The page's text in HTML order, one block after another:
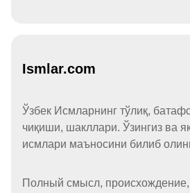
Ismlar.com
Ўзбек Исмларнинг тўлиқ,
чиқиши, шакллари. Ўзингиз ва
исмлари маъносини билиб
Полный смысл,